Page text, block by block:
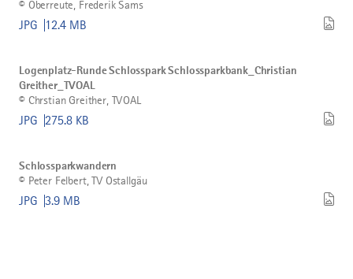
©Oberreute, Frederik Sams
JPG 12.4 MB
Wald
und
Wiese
Logenplatz-Runde Schlosspark Schlossparkbank_Christian
Greither_TVOAL
©Chrstian Greither, TVOAL
JPG 275.8 KB
Runde
Schlosspark
Schlossparkbank_Christian
Greither_TVOAL
herunterladen
Schlossparkwandern
©Peter Felbert, TV Ostallgäu
JPG 3.9 MB
herunterladen